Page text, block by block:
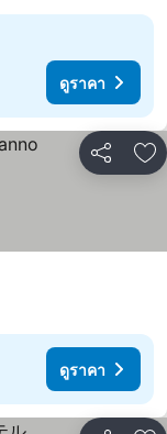
ดูราคา
แชร์ เ
ดูราคา